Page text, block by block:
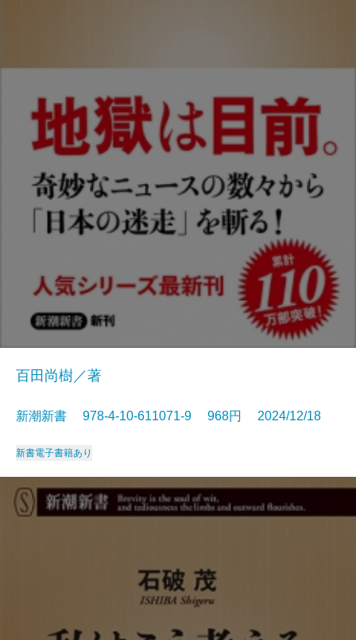
百田尚樹／著
新潮新書 978-4-10-611071-9 968円 2024/12/18
新書電子書籍あり